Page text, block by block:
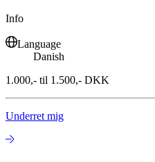
Info
Language
Danish
1.000,- til 1.500,- DKK
Underret mig